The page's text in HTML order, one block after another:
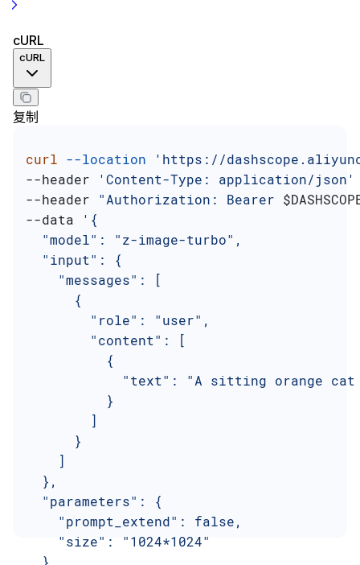
cURL
cURL
复制
curl --location 'https://
--header
'Content-Type: application/json'
--header "Authorization: Bearer
--data
'{
  "model": "z-image-turbo",
  "input": {
    "messages": [
      {
        "role": "user",
        "content": [
          {
"text": "A sitting orange
          }
        ]
      }
    ]
  },
  "parameters": {
    "prompt_extend": false,
    "size": "1024*1024"
  }